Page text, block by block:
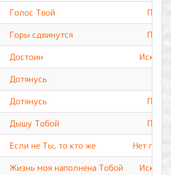
Голос Твой
Горы сдвинутся
Достоин
Дотянусь
Дотянусь
Дышу Тобой
Если не Ты, то кто же
Нет
Жизнь моя наполнена Тобой